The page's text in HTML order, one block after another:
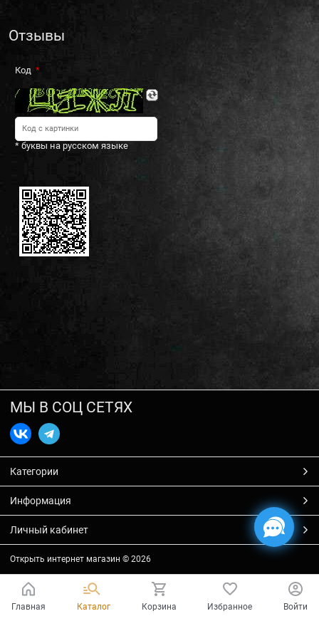
Отзывы
Код
* буквы на русском языке
МЫ В СОЦ СЕТЯХ
Категории
Информация
Личный кабинет
Открыть интернет магазин © 2026
Главная Каталог Корзина Избранное Войти